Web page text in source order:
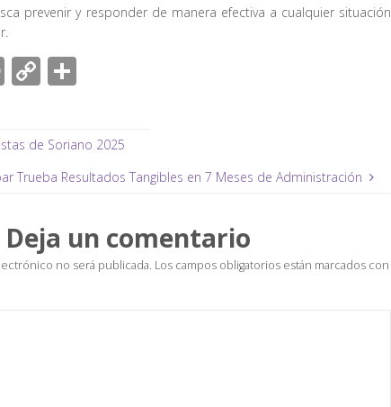
prevenir y responder de manera efectiva a cualquier situación
W
s
A
p
C
y
Li
k
p
ar
de Soriano 2025
Trueba Resultados Tangibles en 7 Meses de Administración
Deja un comentario
no será publicada. Los campos obligatorios están marcados con